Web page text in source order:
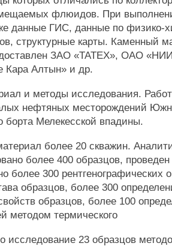
флюидов. При
данные ГИС, данные по физико-
структурные карты. Каменный
ЗАО «ТАТЕХ», ОАО
Кара Алтын» и др.
и методы исследования.
нефтяных месторождений
борта Мелекесской впадины.
более 20 скважин.
более 400 образцов,
более 300 рентгенографических
образцов, более 300
образцов, более 100
методом термического
исследование 23 образцов